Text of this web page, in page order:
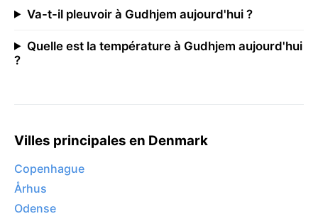
Va-t-il pleuvoir à Gudhjem aujourd'hui ?
Quelle est la température à Gudhjem aujourd'hui
?
Villes principales en Denmark
Copenhague
Århus
Odense